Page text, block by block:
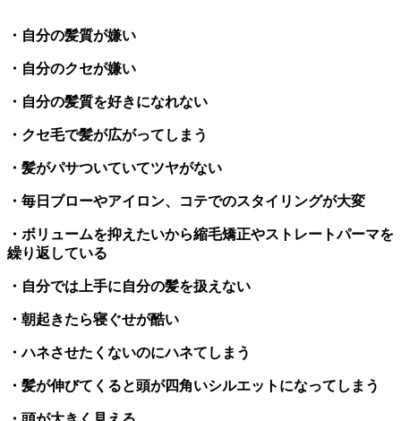
・自分の髪質が嫌い
・自分のクセが嫌い
・自分の髪質を好きになれない
・クセ毛で髪が広がってしまう
・髪がパサついていてツヤがない
・毎日ブローやアイロン、コテでのスタイリングが大変
・ボリュームを抑えたいから縮毛矯正やストレートパーマを
繰り返している
・自分では上手に自分の髪を扱えない
・朝起きたら寝ぐせが酷い
・ハネさせたくないのにハネてしまう
・髪が伸びてくると頭が四角いシルエットになってしまう